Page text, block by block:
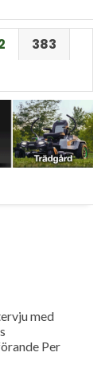
383
med
Per